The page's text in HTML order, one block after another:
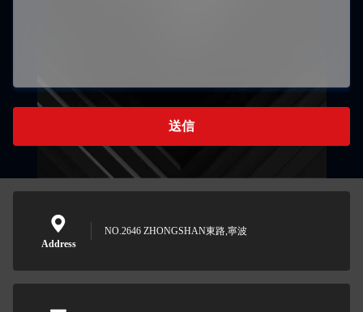
送信
Address
NO.2646 ZHONGSHAN東路,寧波